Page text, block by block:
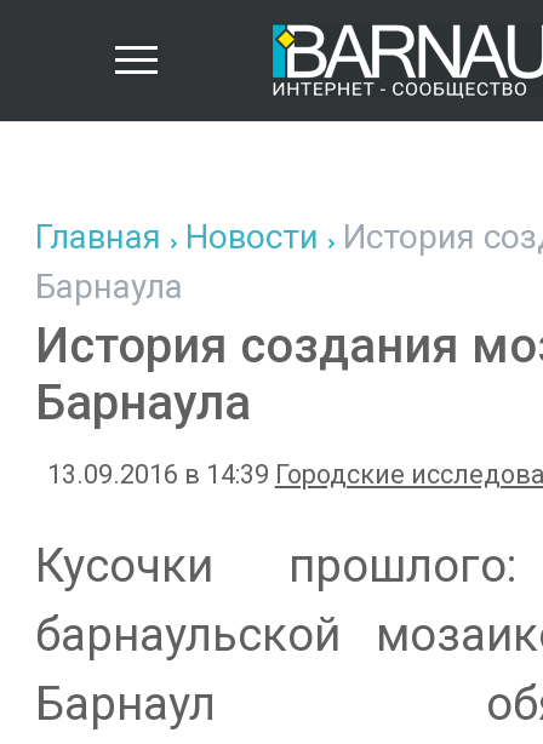
Главная Новости История
Барнаула
История создания
Барнаула
13.09.2016 в 14:39 Городские
Кусочки
барнаульской
Барнаул